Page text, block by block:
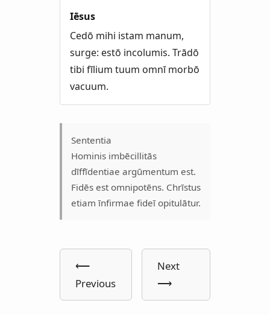
Iēsus
Cedō mihi istam manum,
surge: estō incolumis. Trādō
tibi fīlium tuum omnī morbō
vacuum.
Sententia
Hominis imbēcillitās
dīffīdentiae argūmentum est.
Fidēs est omnipotēns. Chrīstus
etiam īnfirmae fideī opitulātur.
⟵
Previous
Next
⟶